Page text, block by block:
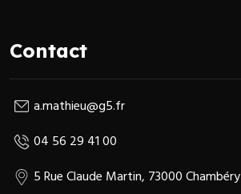
Contact
a.mathieu@g5.fr
04 56 29 41 00
5 Rue Claude Martin, 73000 Chambéry